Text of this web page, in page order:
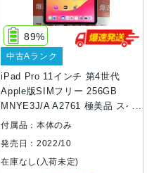
iPad Pro 11インチ 第4世代
Apple版SIMフリー 256GB
MNYE3J/A A2761 極美品 スペ
ースグレイ
89%
中古Aランク
付属品：本体のみ
発売日：2022/10
在庫なし(入荷未定)